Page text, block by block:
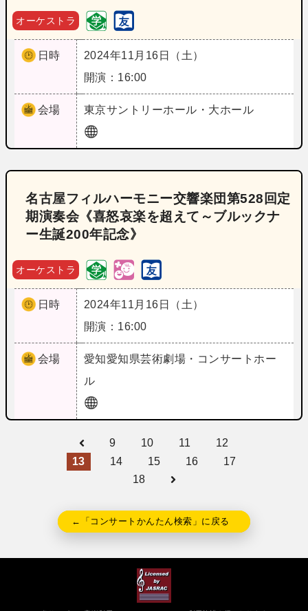
オーケストラ
日時
2024年11月16日（土）
開演：16:00
会場 東京サントリーホール・大ホール
名古屋フィルハーモニー交響楽団第528回定
期演奏会《喜怒哀楽を超えて～ブルックナ
ー生誕200年記念》
オーケストラ
日時
2024年11月16日（土）
開演：16:00
会場 愛知愛知県芸術劇場・コンサートホー
ル
9 10 11
12
13
14 15 16
17
18
←「コンサートかんたん検索」に戻る